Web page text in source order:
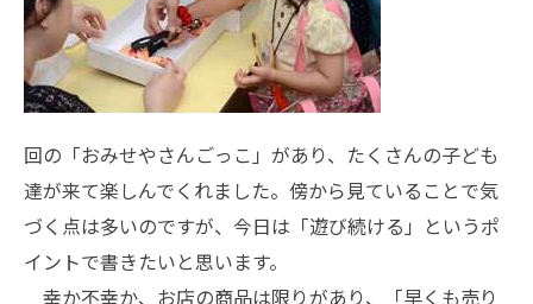
回の「おみせやさんごっこ」があり、たくさんの子ども
達が来て楽しんでくれました。傍から見ていることで気
づく点は多いのですが、今日は「遊び続ける」というポ
イントで書きたいと思います。
幸か不幸か、お店の商品は限りがあり、「早くも売り